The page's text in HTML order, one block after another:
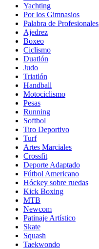
Yachting
Por los Gimnasios
Palabra de Profesionales
Ajedrez
Boxeo
Ciclismo
Duatlón
Judo
Triatlón
Handball
Motociclismo
Pesas
Running
Softbol
Tiro Deportivo
Turf
Artes Marciales
Crossfit
Deporte Adaptado
Fútbol Americano
Hóckey sobre ruedas
Kick Boxing
MTB
Newcom
Patinaje Artístico
Skate
Squash
Taekwondo